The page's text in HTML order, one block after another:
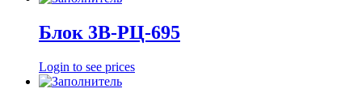
Блок 3В-РЦ-695
Login to see prices